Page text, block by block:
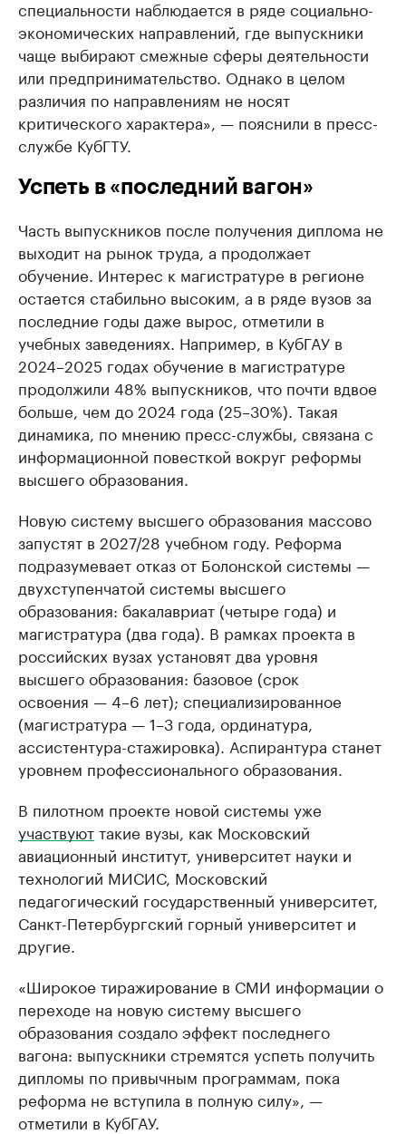
специальности наблюдается в ряде социально-
экономических направлений, где выпускники
чаще выбирают смежные сферы деятельности
или предпринимательство. Однако в целом
различия по направлениям не носят
критического характера», — пояснили в пресс-
службе КубГТУ.
Успеть в «последний вагон»
Часть выпускников после получения диплома не
выходит на рынок труда, а продолжает
обучение. Интерес к магистратуре в регионе
остается стабильно высоким, а в ряде вузов за
последние годы даже вырос, отметили в
учебных заведениях. Например, в КубГАУ в
2024–2025 годах обучение в магистратуре
продолжили 48% выпускников, что почти вдвое
больше, чем до 2024 года (25–30%). Такая
динамика, по мнению пресс-службы, связана с
информационной повесткой вокруг реформы
высшего образования.
Новую систему высшего образования массово
запустят в 2027/28 учебном году. Реформа
подразумевает отказ от Болонской системы —
двухступенчатой системы высшего
образования: бакалавриат (четыре года) и
магистратура (два года). В рамках проекта в
российских вузах установят два уровня
высшего образования: базовое (срок
освоения — 4–6 лет); специализированное
(магистратура — 1–3 года, ординатура,
ассистентура-стажировка). Аспирантура станет
уровнем профессионального образования.
В пилотном проекте новой системы уже
участвуюттакие вузы, как Московский
авиационный институт, университет науки и
технологий МИСИС, Московский
педагогический государственный университет,
Санкт-Петербургский горный университет и
другие.
«Широкое тиражирование в СМИ информации о
переходе на новую систему высшего
образования создало эффект последнего
вагона: выпускники стремятся успеть получить
дипломы по привычным программам, пока
реформа не вступила в полную силу», —
отметили в КубГАУ.